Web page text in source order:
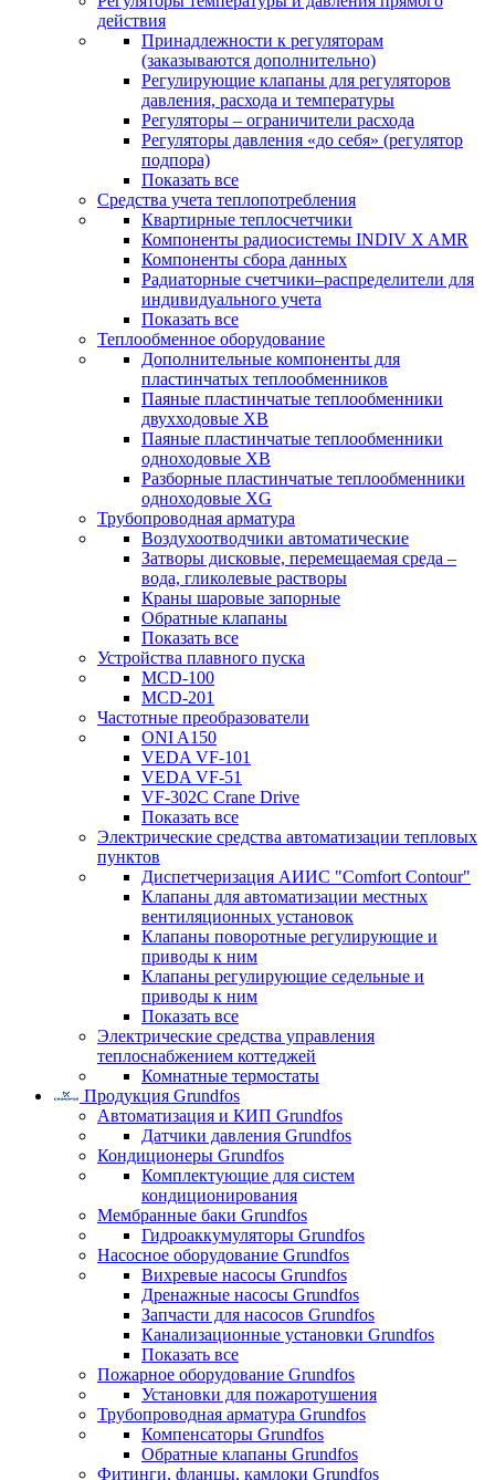
действия
Принадлежности к регуляторам
(заказываются дополнительно)
Регулирующие клапаны для регуляторов
давления, расхода и температуры
Регуляторы – ограничители расхода
Регуляторы давления «до себя» (регулятор
подпора)
Показать все
Средства учета теплопотребления
Квартирные теплосчетчики
Компоненты радиосистемы INDIV X AMR
Компоненты сбора данных
Радиаторные счетчики–распределители для
индивидуального учета
Показать все
Теплообменное оборудование
Дополнительные компоненты для
пластинчатых теплообменников
Паяные пластинчатые теплообменники
двухходовые XB
Паяные пластинчатые теплообменники
одноходовые ХВ
Разборные пластинчатые теплообменники
одноходовые ХG
Трубопроводная арматура
Воздухоотводчики автоматические
Затворы дисковые, перемещаемая среда –
вода, гликолевые растворы
Краны шаровые запорные
Обратные клапаны
Показать все
Устройства плавного пуска
MCD-100
MCD-201
Частотные преобразователи
ONI A150
VEDA VF-101
VEDA VF-51
VF-302C Crane Drive
Показать все
Электрические средства автоматизации тепловых
пунктов
Диспетчеризация АИИС "Comfort Contour"
Клапаны для автоматизации местных
вентиляционных установок
Клапаны поворотные регулирующие и
приводы к ним
Клапаны регулирующие седельные и
приводы к ним
Показать все
Электрические средства управления
теплоснабжением коттеджей
Комнатные термостаты
Продукция Grundfos
Автоматизация и КИП Grundfos
Датчики давления Grundfos
Кондиционеры Grundfos
Комплектующие для систем
кондиционирования
Мембранные баки Grundfos
Гидроаккумуляторы Grundfos
Насосное оборудование Grundfos
Вихревые насосы Grundfos
Дренажные насосы Grundfos
Запчасти для насосов Grundfos
Канализационные установки Grundfos
Показать все
Пожарное оборудование Grundfos
Установки для пожаротушения
Трубопроводная арматура Grundfos
Компенсаторы Grundfos
Обратные клапаны Grundfos
Фитинги, фланцы, камлоки Grundfos